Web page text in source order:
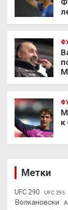
к
Метки
UFC 290 UFC 295
Волкановски